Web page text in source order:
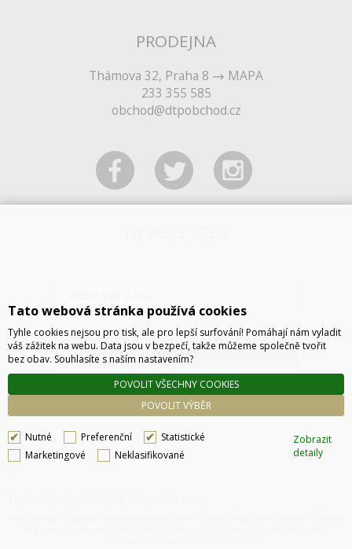
PRODEJNA
Thámova 32, Praha 8
MAPA
233 355 585
obchod@dtpobchod.cz
ODESLAT
Tato webová stránka používá cookies
Tyhle cookies nejsou pro tisk, ale pro lepší surfování! Pomáhají nám vyladit
váš zážitek na webu. Data jsou v bezpečí, takže můžeme společně tvořit
bez obav. Souhlasíte s naším nastavením?
POVOLIT VÝBĚR
POVOLIT VŠECHNY COOKIES
Nutné Preferenční
Statistické
Marketingové
Neklasifikované
Zobrazit
detaily